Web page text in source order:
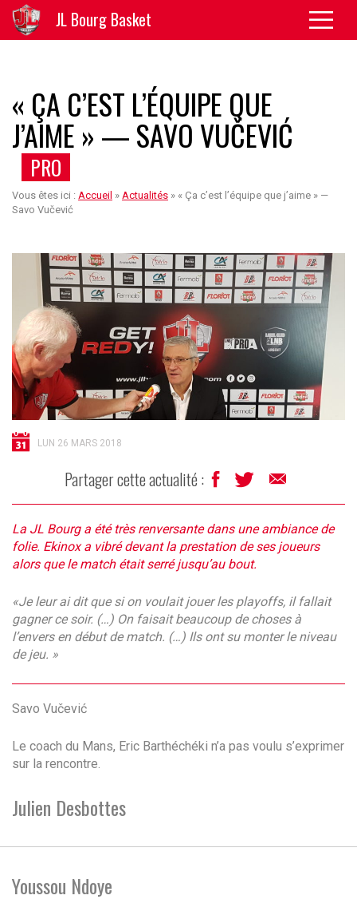
JL Bourg Basket
« ÇA C’EST L’ÉQUIPE QUE
J’AIME » — SAVO VUČEVIĆ
PRO
Vous êtes ici : Accueil » Actualités » « Ça c’est l’équipe que j’aime » —
Savo Vučević
LUN 26 MARS 2018
Partager cette actualité :
La JL Bourg a été très renversante dans une ambiance de
folie. Ekinox a vibré devant la prestation de ses joueurs
alors que le match était serré jusqu’au bout.
«Je leur ai dit que si on voulait jouer les playoffs, il fallait
gagner ce soir. (…) On faisait beaucoup de choses à
l’envers en début de match. (…) Ils ont su monter le niveau
de jeu. »
Savo Vučević
Le coach du Mans, Eric Barthéchéki n’a pas voulu s’exprimer
sur la rencontre.
Julien Desbottes
Youssou Ndoye